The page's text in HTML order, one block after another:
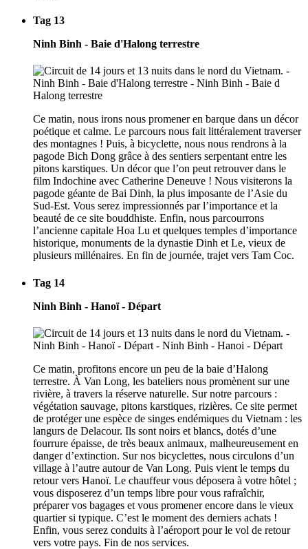
Tag 13
Ninh Binh - Baie d'Halong terrestre
Ce matin, nous irons nous promener en barque dans un décor
poétique et calme. Le parcours nous fait littéralement traverser
des montagnes ! Puis, à bicyclette, nous nous rendrons à la
pagode Bich Dong grâce à des sentiers serpentant entre les
pitons karstiques. Un décor que l’on peut retrouver dans le
film Indochine avec Catherine Deneuve ! Nous visiterons la
pagode géante de Bai Dinh, la plus imposante de l’Asie du
Sud-Est. Vous serez impressionnés par l’importance et la
beauté de ce site bouddhiste. Enfin, nous parcourrons
l’ancienne capitale Hoa Lu et quelques temples d’importance
historique, monuments de la dynastie Dinh et Le, vieux de
plusieurs millénaires. En fin de journée, trajet vers Tam Coc.
Tag 14
Ninh Binh - Hanoï - Départ
Ce matin, profitons encore un peu de la baie d’Halong
terrestre. À Van Long, les bateliers nous promènent sur une
rivière, à travers la réserve naturelle. Sur notre parcours :
végétation sauvage, pitons karstiques, rizières. Ce site permet
de protéger une espèce de singes endémiques du Vietnam : les
langurs de Delacour. Ils sont noirs et blancs, dotés d’une
fourrure épaisse, de très beaux animaux, malheureusement en
danger d’extinction. Sur nos bicyclettes, nous circulons d’un
village à l’autre autour de Van Long. Puis vient le temps du
retour vers Hanoï. Le chauffeur vous déposera à votre hôtel ;
vous disposerez d’un temps libre pour vous rafraîchir,
préparer vos bagages et vous promener encore dans le vieux
quartier si typique. C’est le moment des derniers achats !
Enfin, vous serez conduits à l’aéroport pour le vol de retour
vers votre pays. Fin de nos services.